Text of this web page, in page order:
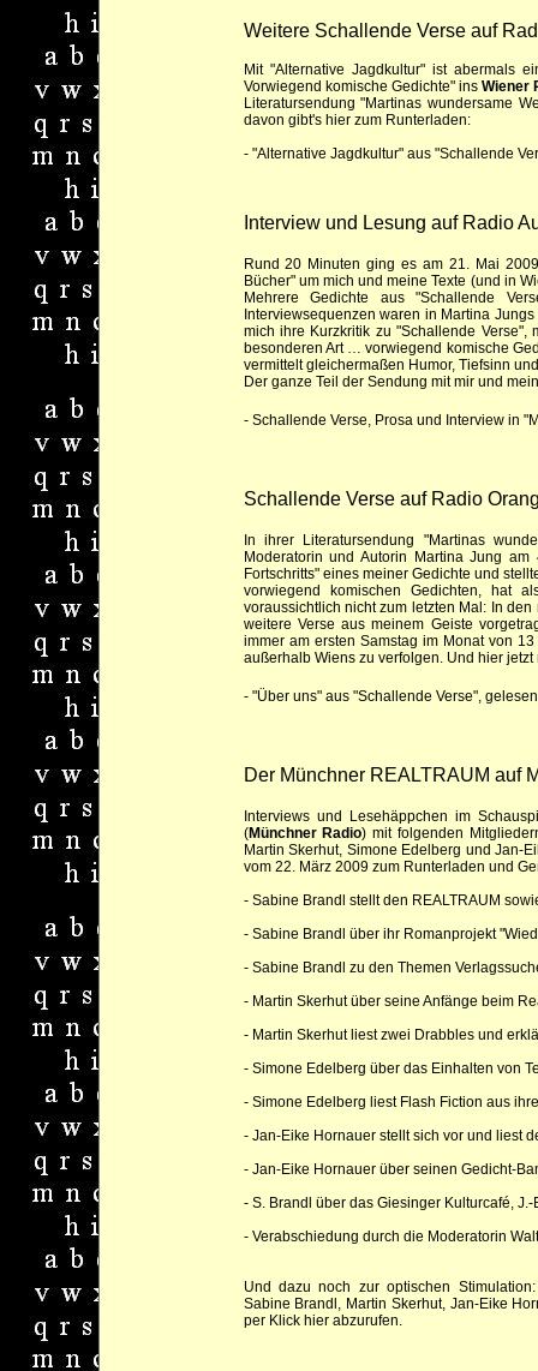
Weitere Schallende Verse auf
Mit "Alternative Jagdkultur" ist abermals
Vorwiegend komische Gedichte" ins Wiener
Literatursendung "Martinas wundersame
davon gibt's hier zum Runterladen:
- "Alternative Jagdkultur" aus "Schallende
Interview und Lesung auf Radio
Rund 20 Minuten ging es am 21. Mai
Bücher" um mich und meine Texte (und in
Mehrere Gedichte aus "Schallende
Interviewsequenzen waren in Martina
mich ihre Kurzkritik zu "Schallende
besonderen Art … vorwiegend komische
vermittelt gleichermaßen Humor, Tiefsinn
Der ganze Teil der Sendung mit mir und
- Schallende Verse, Prosa und Interview in
Schallende Verse auf Radio
In ihrer Literatursendung "Martinas
Moderatorin und Autorin Martina Jung
Fortschritts" eines meiner Gedichte und
vorwiegend komischen Gedichten, hat
voraussichtlich nicht zum letzten Mal: In
weitere Verse aus meinem Geiste
immer am ersten Samstag im Monat von
außerhalb Wiens zu verfolgen. Und hier
- "Über uns" aus "Schallende Verse",
Der Münchner REALTRAUM auf
Interviews und Lesehäppchen im
(Münchner Radio) mit folgenden
Martin Skerhut, Simone Edelberg und Jan-
vom 22. März 2009 zum Runterladen und
- Sabine Brandl stellt den REALTRAUM
- Sabine Brandl über ihr Romanprojekt
- Sabine Brandl zu den Themen
- Martin Skerhut über seine Anfänge beim
- Martin Skerhut liest zwei Drabbles und
- Simone Edelberg über das Einhalten von
- Simone Edelberg liest Flash Fiction aus
- Jan-Eike Hornauer stellt sich vor und liest
- Jan-Eike Hornauer über seinen Gedicht-
- S. Brandl über das Giesinger Kulturcafé,
- Verabschiedung durch die Moderatorin
Und dazu noch zur optischen
Sabine Brandl, Martin Skerhut, Jan-Eike
per Klick hier abzurufen.